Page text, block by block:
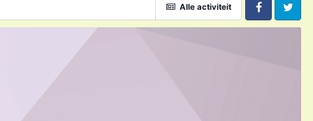
Alle activiteit
FacebookTwitter